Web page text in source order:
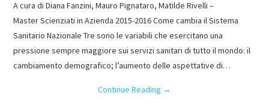
A cura di Diana Fanzini, Mauro Pignataro, Matilde Rivelli –
Master Scienziati in Azienda 2015-2016 Come cambia il Sistema
Sanitario Nazionale Tre sono le variabili che esercitano una
pressione sempre maggiore sui servizi sanitari di tutto il mondo: il
cambiamento demografico; l’aumento delle aspettative di…
Continue Reading →